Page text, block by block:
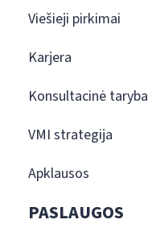
Viešieji pirkimai
Karjera
Konsultacinė taryba
VMI strategija
Apklausos
PASLAUGOS